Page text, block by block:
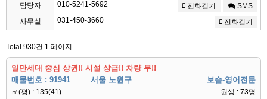
담당자 010-5241-5692 SMS
전화걸기
사무실
031-450-3660 전화걸기
Total 930건 1 페이지
일만세대 중심 상권!! 시설 상급!! 차량 무!!
매물번호 : 91941
서울 노원구 보습-영어전문
㎡(평) : 135(41)
원생 : 73명